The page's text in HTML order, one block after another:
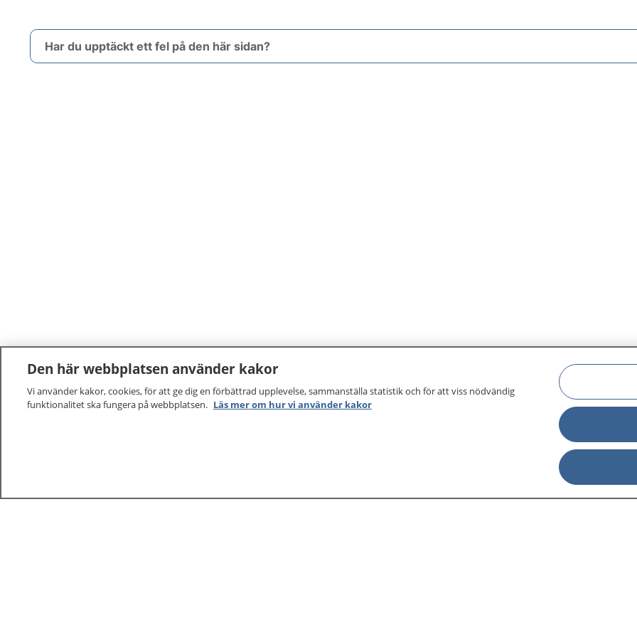
Har du upptäckt ett fel på den här sidan?
Den här webbplatsen använder kakor
Vi använder kakor, cookies, för att ge dig en förbättrad upplevelse, sammanställa statistik och för att viss nödvändig
funktionalitet ska fungera på webbplatsen. Läs mer om hur vi använder kakor